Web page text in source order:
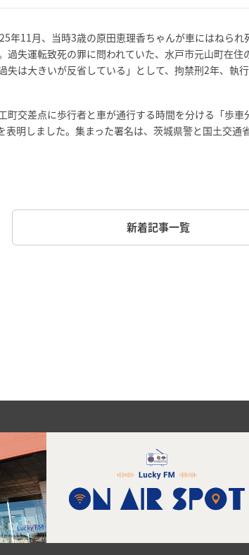
年11月、当時3歳の原田恵理香ちゃんが車にはねら
過失運転致死の罪に問われていた、水戸市元山町在
失は大きいが反省している」として、拘禁刑2年、執
町交差点に歩行者と車が通行する時間を分ける「歩車
明しました。集まった署名は、茨城県警と国土交通
新着記事一覧